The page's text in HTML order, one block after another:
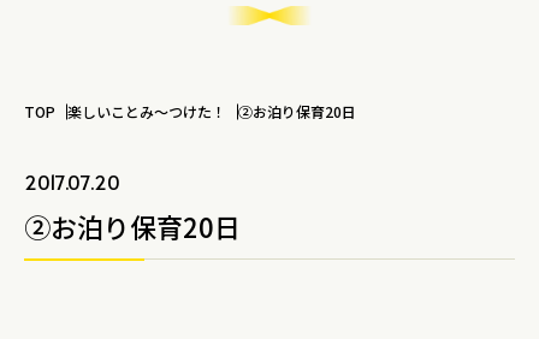
TOP 楽しいことみ～つけた！ ②お泊り保育20日
2017.07.20
②お泊り保育20日